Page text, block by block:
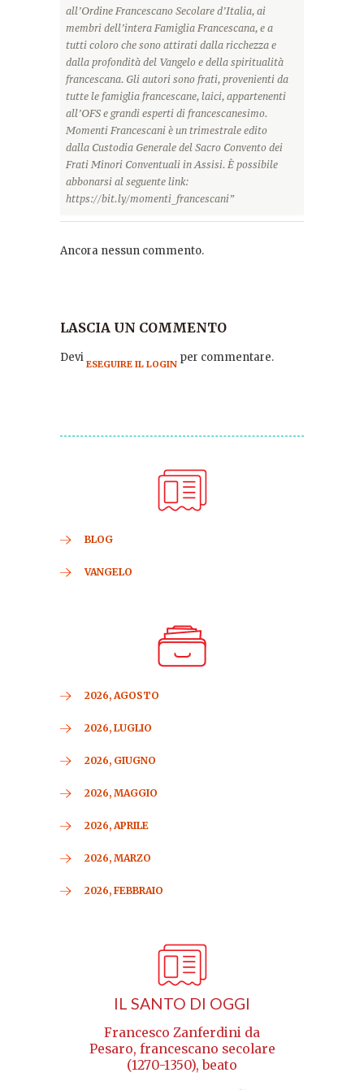
all’Ordine Francescano Secolare d’Italia, ai
membri dell’intera Famiglia Francescana, e a
tutti coloro che sono attirati dalla ricchezza e
dalla profondità del Vangelo e della spiritualità
francescana. Gli autori sono frati, provenienti da
tutte le famiglia francescane, laici, appartenenti
all’OFS e grandi esperti di francescanesimo.
Momenti Francescani è un trimestrale edito
dalla Custodia Generale del Sacro Convento dei
Frati Minori Conventuali in Assisi. È possibile
abbonarsi al seguente link:
https://bit.ly/momenti_francescani”
Ancora nessun commento.
LASCIA UN COMMENTO
Devi ESEGUIRE IL LOGIN per commentare.
BLOG
VANGELO
2026, AGOSTO
2026, LUGLIO
2026, GIUGNO
2026, MAGGIO
2026, APRILE
2026, MARZO
2026, FEBBRAIO
IL SANTO DI OGGI
Francesco Zanferdini da
Pesaro, francescano secolare
(1270-1350), beato